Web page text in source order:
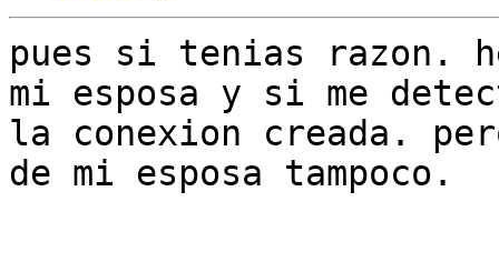
pues si tenias razon.
mi esposa y si me
la conexion creada.
de mi esposa tampoco.